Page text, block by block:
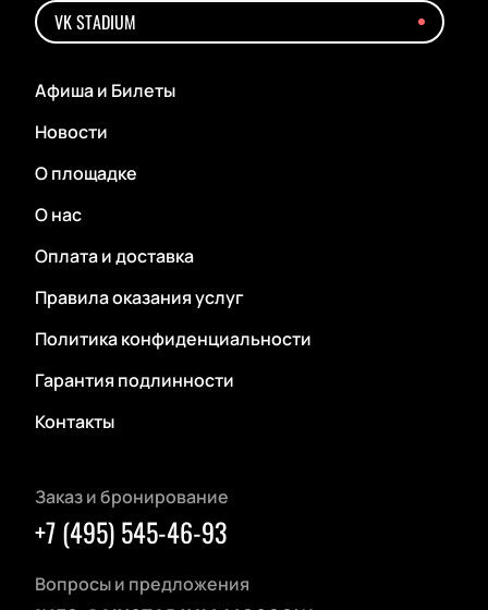
VK STADIUM
Афиша и Билеты
Новости
О площадке
О нас
Оплата и доставка
Правила оказания услуг
Политика конфиденциальности
Гарантия подлинности
Контакты
Заказ и бронирование
+7 (495) 545-46-93
Вопросы и предложения